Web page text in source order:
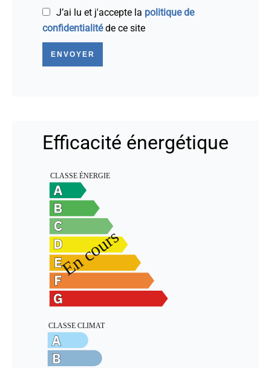
J’ai lu et j'accepte la politique de
confidentialitéde ce site
ENVOYER
Efficacité énergétique